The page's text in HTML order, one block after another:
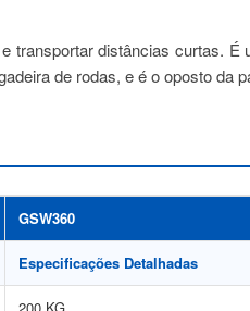
transportar distâncias curtas.
de rodas, e é o oposto da
GSW360
Especificações Detalhadas